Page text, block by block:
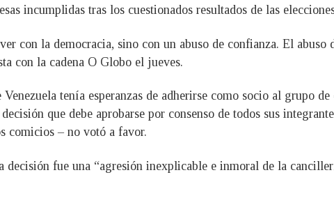
incumplidas tras los cuestionados resultados de las
con la democracia, sino con un abuso de confianza. El
con la cadena O Globo el jueves.
tenía esperanzas de adherirse como socio al grupo
que debe aprobarse por consenso de todos sus
comicios – no votó a favor.
decisión fue una “agresión inexplicable e inmoral de la